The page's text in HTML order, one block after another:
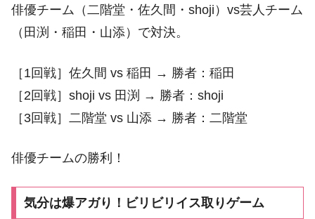
俳優チーム（二階堂・佐久間・shoji）vs芸人チーム
（田渕・稲田・山添）で対決。
［1回戦］佐久間 vs 稲田 → 勝者：稲田
［2回戦］shoji vs 田渕 → 勝者：shoji
［3回戦］二階堂 vs 山添 → 勝者：二階堂
俳優チームの勝利！
気分は爆アガり！ビリビリイス取りゲーム